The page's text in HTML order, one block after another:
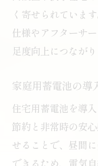
く寄せられていま
仕様やアフターサ
足度向上につながり
家庭用蓄電池の導
住宅用蓄電池を導
節約と非常時の安
せることで、昼間
できるため、電気